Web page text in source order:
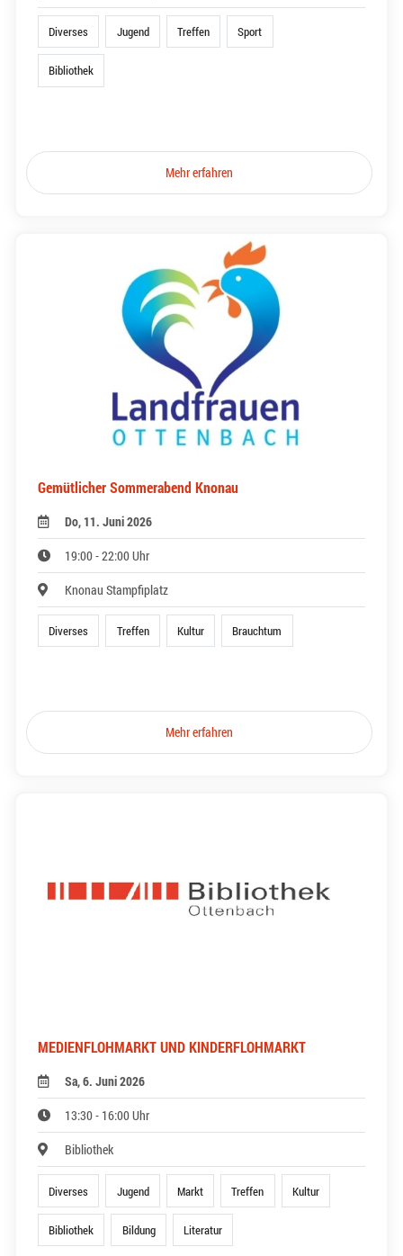
Diverses Jugend Treffen Sport
Bibliothek
Mehr erfahren
Gemütlicher Sommerabend Knonau
Do, 11. Juni 2026
19:00 - 22:00 Uhr
Knonau Stampfiplatz
Diverses Treffen Kultur Brauchtum
Mehr erfahren
MEDIENFLOHMARKT UND KINDERFLOHMARKT
Sa, 6. Juni 2026
13:30 - 16:00 Uhr
Bibliothek
Diverses Jugend Markt Treffen Kultur
Bibliothek Bildung Literatur